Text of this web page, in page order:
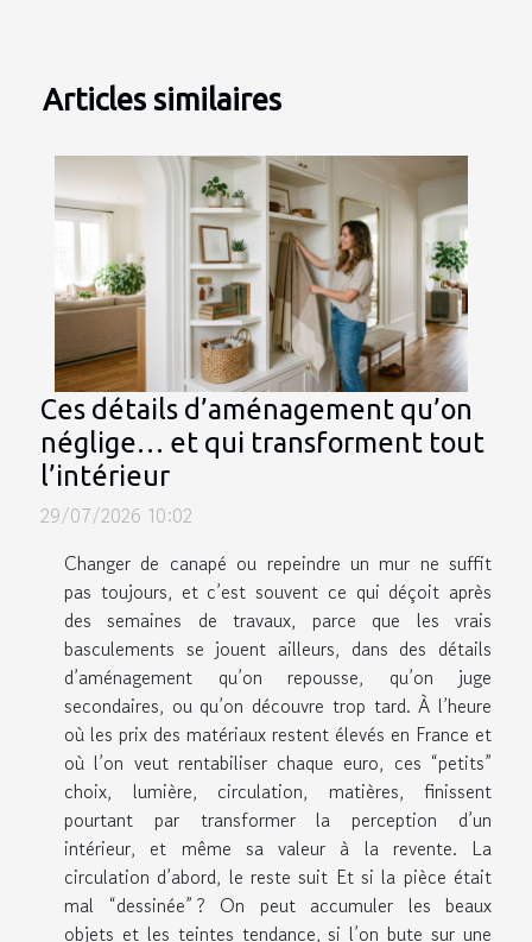
Articles similaires
Ces détails d’aménagement qu’on
néglige… et qui transforment tout
l’intérieur
29/07/2026 10:02
Changer de canapé ou repeindre un mur ne suffit
pas toujours, et c’est souvent ce qui déçoit après
des semaines de travaux, parce que les vrais
basculements se jouent ailleurs, dans des détails
d’aménagement qu’on repousse, qu’on juge
secondaires, ou qu’on découvre trop tard. À l’heure
où les prix des matériaux restent élevés en France et
où l’on veut rentabiliser chaque euro, ces “petits”
choix, lumière, circulation, matières, finissent
pourtant par transformer la perception d’un
intérieur, et même sa valeur à la revente. La
circulation d’abord, le reste suit Et si la pièce était
mal “dessinée” ? On peut accumuler les beaux
objets et les teintes tendance, si l’on bute sur une